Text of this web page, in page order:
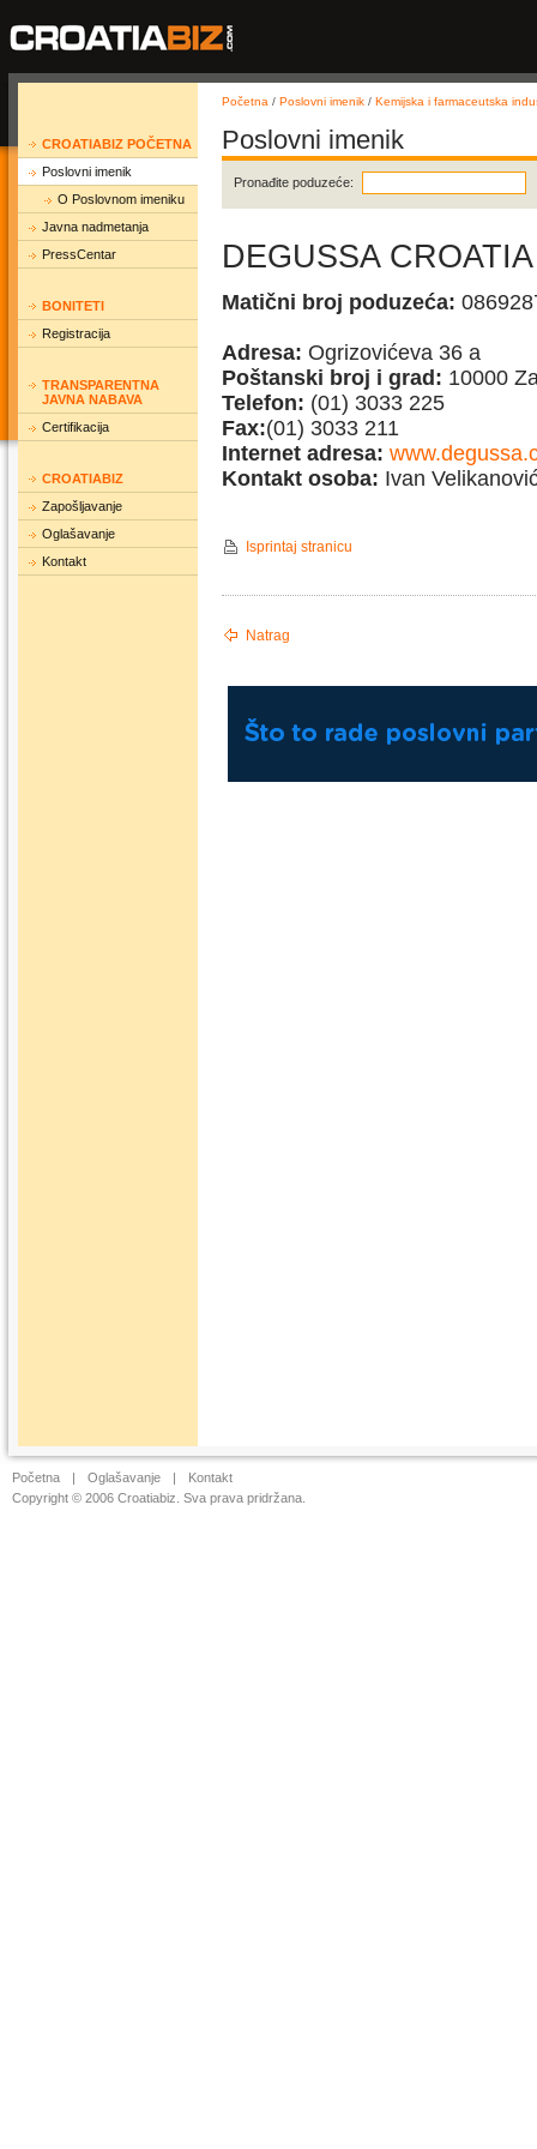
CROATIABIZ POČETNA
Poslovni imenik
O Poslovnom imeniku
Javna nadmetanja
PressCentar
BONITETI
Registracija
TRANSPARENTNA
JAVNA NABAVA
Certifikacija
CROATIABIZ
Zapošljavanje
Oglašavanje
Kontakt
Početna / Poslovni imenik / Kemijska i farmaceutska
Poslovni imenik
Pronađite poduzeće:
DEGUSSA
Matični broj poduzeća:
Adresa: Ogrizovićeva 36 a
Poštanski broj i grad: 10000
Telefon: (01) 3033 225
Fax:(01) 3033 211
Internet adresa:
Kontakt osoba: Ivan
Isprintaj stranicu
Natrag
Početna | Oglašavanje |
Kontakt
Copyright © 2006 Croatiabiz. Sva prava pridržana.